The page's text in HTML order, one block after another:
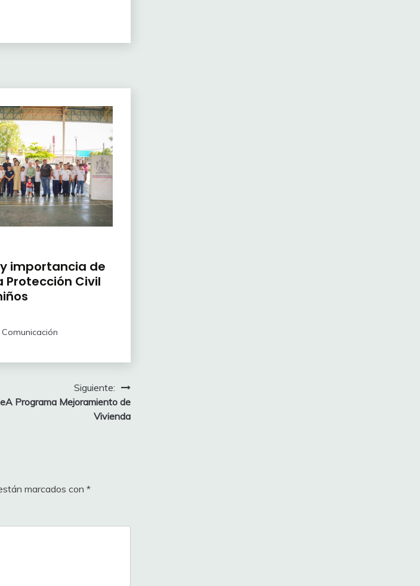
importancia de
Civil
Siguiente:
Programa Mejoramiento de
Vivienda
marcados con *